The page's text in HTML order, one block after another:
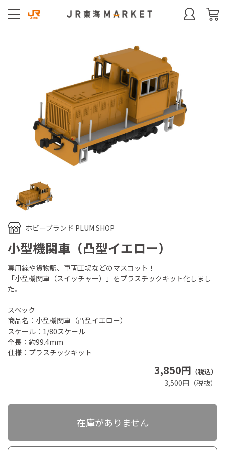
ホビーブランド PLUM SHOP
小型機関車（凸型イエロー）
3,850円 （税込）
3,500円（税抜）
専用線や貨物駅、車両工場などのマスコット！
「小型機関車（スイッチャー）」をプラスチックキット化しまし
た。
スペック
商品名：小型機関車（凸型イエロー）
スケール：1/80スケール
全長：約99.4mm
仕様：プラスチックキット
在庫がありません